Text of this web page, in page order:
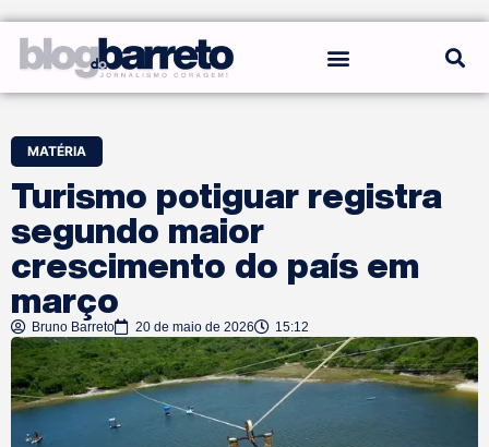
MATÉRIA
Turismo potiguar registra
segundo maior
crescimento do país em
março
Bruno Barreto 20 de maio de 2026 15:12